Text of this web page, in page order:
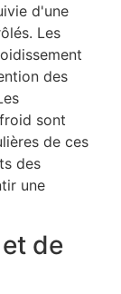
d'une
Les
des
sont
de ces
des
une
de